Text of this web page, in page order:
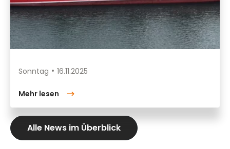
Sonntag 16.11.2025
Mehr lesen
Alle News im Überblick